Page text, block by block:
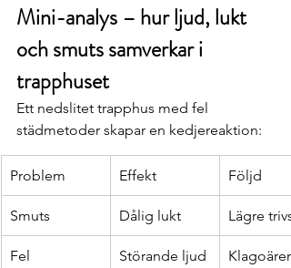
Mini-analys – hur ljud, lukt
och smuts samverkar i
trapphuset
Ett nedslitet trapphus med fel
städmetoder skapar en kedjereaktion:
Problem Effekt Följd
Smuts Dålig lukt Lägre
Fel Störande ljud